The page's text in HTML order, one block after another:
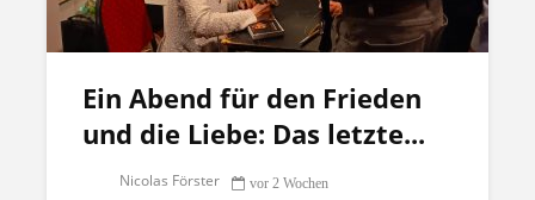
Ein Abend für den Frieden
und die Liebe: Das letzte...
Nicolas Förster vor 2 Wochen